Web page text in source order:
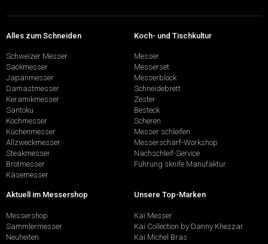
Alles zum Schneiden
Schweizer Messer
Sackmesser
Japanmesser
Damastmesser
Keramikmesser
Santoku
Kochmesser
Küchenmesser
Allzweckmesser
Steakmesser
Brotmesser
Käsemesser
Koch- und Tischkultur
Messer
Messerset
Messerblock
Schneidebrett
Zester
Besteck
Scheren
Messer schleifen
Messerschärf-Workshop
Nachschleif-Service
Führung sknife Manufaktur
Aktuell im Messershop
Messershop
Sammlermesser
Neuheiten
Unsere Top-Marken
Kai Messer
Kai Collection by Danny Khezzar
Kai Michel Bras